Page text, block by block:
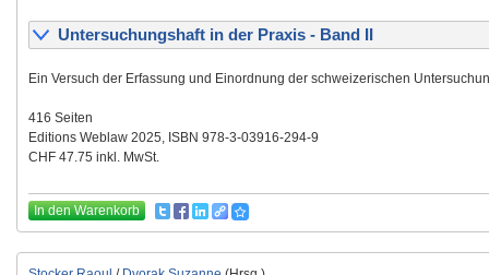
Untersuchungshaft in der Praxis - Band II
Ein Versuch der Erfassung und Einordnung der schweizerischen
416 Seiten
Editions Weblaw 2025, ISBN 978-3-03916-294-9
CHF 47.75 inkl. MwSt.
In den Warenkorb